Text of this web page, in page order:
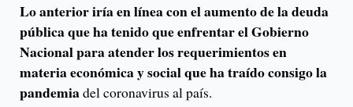
Lo anterior iría en línea con el aumento de la deuda
pública que ha tenido que enfrentar el Gobierno
Nacional para atender los requerimientos en
materia económica y social que ha traído consigo la
pandemiadel coronavirus al país.